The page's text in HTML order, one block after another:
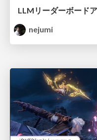
nejumi